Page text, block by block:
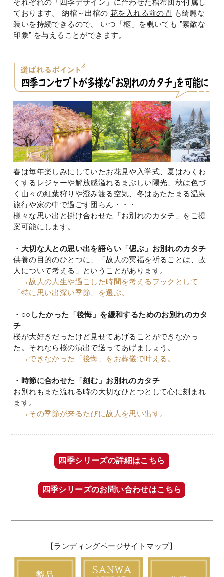
それぞれの「四季デザイン」に合わせた棺布団が付属し
ております。
納棺～出棺の花を入れる前の間 も綺麗な
装いを持続できるので、 いつ「柩」を覗いても ”素敵な
印象” を与えることができます。
春は毎年楽しみにしていたお花見や入学式、夏はわくわ
くするレジャーや解放感溢れるまぶしい陽光、秋は色づ
く山々の紅葉狩りや澄み渡る空気、冬はあたたまる温泉
旅行や家の中で過ごす団らん・・・
様々な思い出と掛け合わせた「お別れのカタチ」をご提
案可能にします。
・大切な人との思い出を語らい「偲ぶ」お別れのカタチ
供養の目的のひとつに、「故人の冥福を祈ることは、故
人について考える」ということがあります。
→故人の人生や過ごした時間を考えるフックとして
「特に思い出深い季節」を選ぶ。
・○○したかった「後悔」を緩和するためのお別れのカタ
チ
桜が大好きだったけど見せてあげることができなかっ
た。それなら桜の演出で送ってあげましょう。
→できなかった「後悔」をお葬儀で叶える。
・時節に合わせた「刻む」お別れのカタチ
お別れもまた流れる時の大切なひとつとして心に刻まれ
ます。
→その季節が来るたびに故人を思い出す。
四季シリーズの詳細はこちら
四季シリーズのお問い合わせはこちら
【ランディングページサイトマップ】